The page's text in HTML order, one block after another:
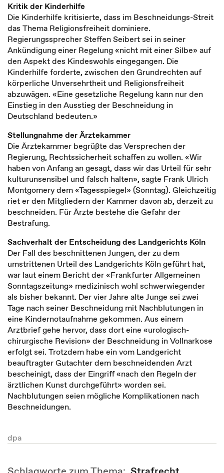
Kritik der Kinderhilfe
Die Kinderhilfe kritisierte, dass im Beschneidungs-Streit
das Thema Religionsfreiheit dominiere.
Regierungssprecher Steffen Seibert sei in seiner
Ankündigung einer Regelung «nicht mit einer Silbe» auf
den Aspekt des Kindeswohls eingegangen. Die
Kinderhilfe forderte, zwischen den Grundrechten auf
körperliche Unversehrtheit und Religionsfreiheit
abzuwägen. «Eine gesetzliche Regelung kann nur den
Einstieg in den Ausstieg der Beschneidung in
Deutschland bedeuten.»
Stellungnahme der Ärztekammer
Die Ärztekammer begrüßte das Versprechen der
Regierung, Rechtssicherheit schaffen zu wollen. «Wir
haben von Anfang an gesagt, dass wir das Urteil für sehr
kulturunsensibel und falsch halten», sagte Frank Ulrich
Montgomery dem «Tagesspiegel» (Sonntag). Gleichzeitig
riet er den Mitgliedern der Kammer davon ab, derzeit zu
beschneiden. Für Ärzte bestehe die Gefahr der
Bestrafung.
Sachverhalt der Entscheidung des Landgerichts Köln
Der Fall des beschnittenen Jungen, der zu dem
umstrittenen Urteil des Landgerichts Köln geführt hat,
war laut einem Bericht der «Frankfurter Allgemeinen
Sonntagszeitung» medizinisch wohl schwerwiegender
als bisher bekannt. Der vier Jahre alte Junge sei zwei
Tage nach seiner Beschneidung mit Nachblutungen in
eine Kindernotaufnahme gekommen. Aus einem
Arztbrief gehe hervor, dass dort eine «urologisch-
chirurgische Revision» der Beschneidung in Vollnarkose
erfolgt sei. Trotzdem habe ein vom Landgericht
beauftragter Gutachter dem beschneidenden Arzt
bescheinigt, dass der Eingriff «nach den Regeln der
ärztlichen Kunst durchgeführt» worden sei.
Nachblutungen seien mögliche Komplikationen nach
Beschneidungen.
dpa